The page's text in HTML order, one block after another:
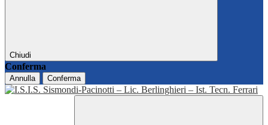
Chiudi
Conferma
Annulla Conferma